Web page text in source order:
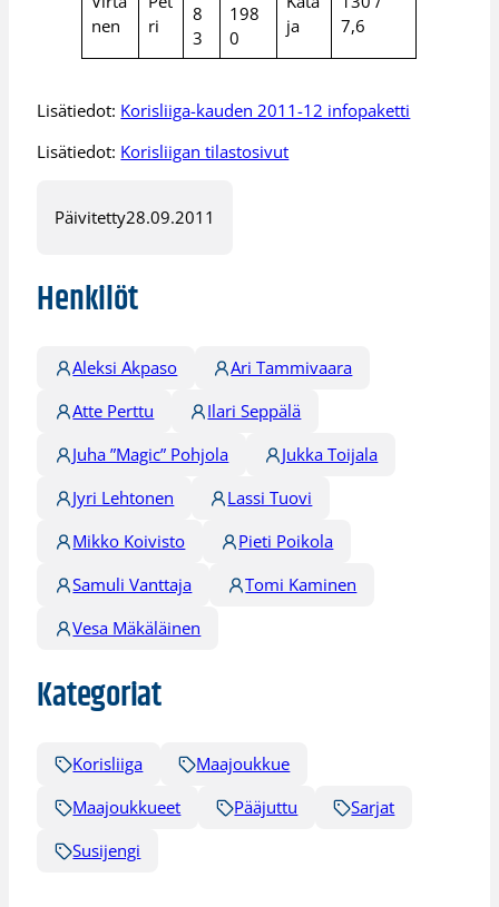
nen
ri
8
3
198
0
ja
7,6
Lisätiedot: Korisliiga-kauden 2011-12 infopaketti
Lisätiedot: Korisliigan tilastosivut
Päivitetty28.09.2011
Henkilöt
Aleksi Akpaso
Ari Tammivaara
Atte Perttu
Ilari Seppälä
Juha ”Magic” Pohjola
Jukka Toijala
Jyri Lehtonen
Lassi Tuovi
Mikko Koivisto
Pieti Poikola
Samuli Vanttaja
Tomi Kaminen
Vesa Mäkäläinen
Kategoriat
Korisliiga
Maajoukkue
Maajoukkueet
Pääjuttu
Sarjat
Susijengi